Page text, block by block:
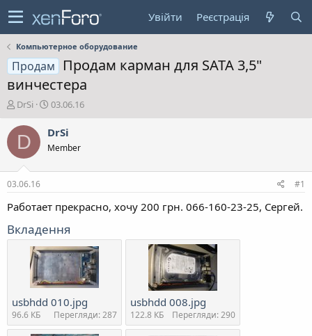
Увійти Реєстрація
Компьютерное оборудование
Продам
Продам карман для SATA 3,5"
винчестера
А
т
р
е
м
и
DrSi
Д
т
с
р
н
н
я
03.06.16
D DrSi
Member
03.06.16 #1
Работает прекрасно, хочу 200 грн. 066-160-23-25, Сергей.
Вкладення
usbhdd 010.jpg
96.6 КБ Перегляди: 287
usbhdd 008.jpg
122.8 КБ Перегляди: 290